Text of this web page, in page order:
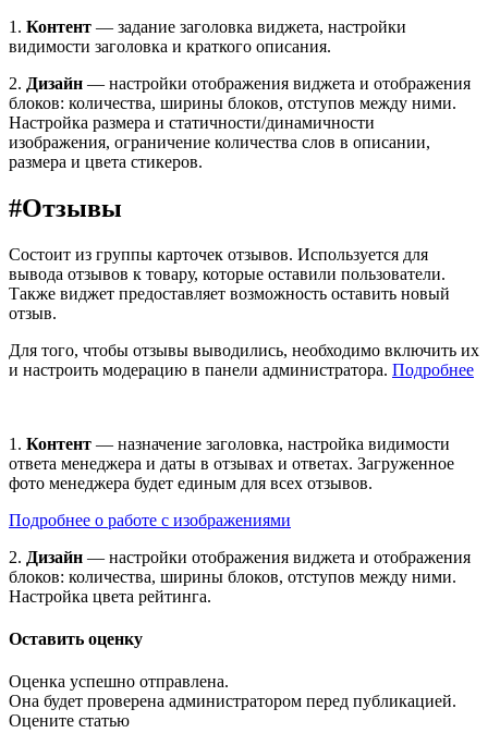
1. Контент — задание заголовка виджета, настройки
видимости заголовка и краткого описания.
2. Дизайн — настройки отображения виджета и отображения
блоков: количества, ширины блоков, отступов между ними.
Настройка размера и статичности/динамичности
изображения, ограничение количества слов в описании,
размера и цвета стикеров.
#Отзывы
Состоит из группы карточек отзывов. Используется для
вывода отзывов к товару, которые оставили пользователи.
Также виджет предоставляет возможность оставить новый
отзыв.
Для того, чтобы отзывы выводились, необходимо включить их
и настроить модерацию в панели администратора. Подробнее
1. Контент — назначение заголовка, настройка видимости
ответа менеджера и даты в отзывах и ответах. Загруженное
фото менеджера будет единым для всех отзывов.
Подробнее о работе с изображениями
2. Дизайн — настройки отображения виджета и отображения
блоков: количества, ширины блоков, отступов между ними.
Настройка цвета рейтинга.
Оставить оценку
Оценка успешно отправлена.
Она будет проверена администратором перед публикацией.
Оцените статью